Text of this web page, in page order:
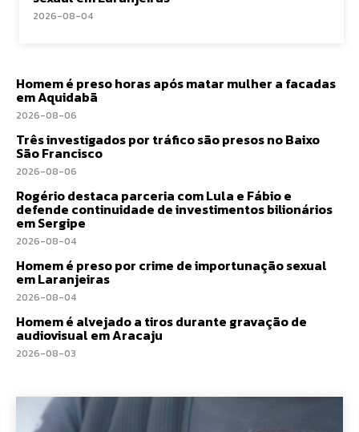
2026-08-04
Homem é preso horas após matar mulher a facadas
em Aquidabã
2026-08-06
Três investigados por tráfico são presos no Baixo
São Francisco
2026-08-06
Rogério destaca parceria com Lula e Fábio e
defende continuidade de investimentos bilionários
em Sergipe
2026-08-04
Homem é preso por crime de importunação sexual
em Laranjeiras
2026-08-04
Homem é alvejado a tiros durante gravação de
audiovisual em Aracaju
2026-08-03